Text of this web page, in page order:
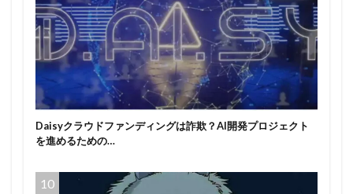
Daisyクラウドファンディングは詐欺？AI開発プロジェクト
を進めるための…